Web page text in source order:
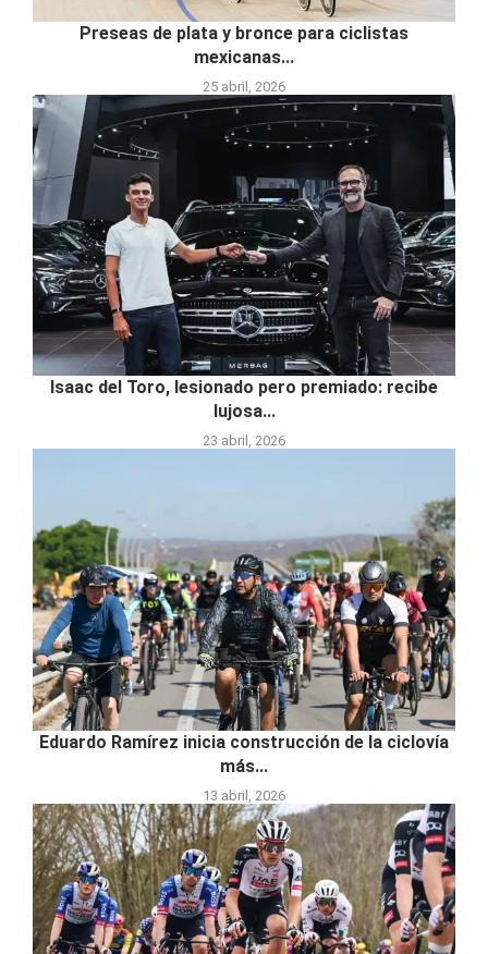
Preseas de plata y bronce para ciclistas
mexicanas...
25 abril, 2026
Isaac del Toro, lesionado pero premiado: recibe
lujosa...
23 abril, 2026
Eduardo Ramírez inicia construcción de la ciclovía
más...
13 abril, 2026